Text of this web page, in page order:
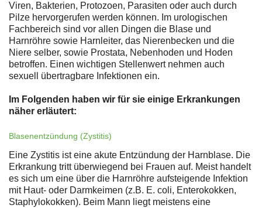
Viren, Bakterien, Protozoen, Parasiten oder auch durch
Pilze hervorgerufen werden können. Im urologischen
Fachbereich sind vor allen Dingen die Blase und
Harnröhre sowie Harnleiter, das Nierenbecken und die
Niere selber, sowie Prostata, Nebenhoden und Hoden
betroffen. Einen wichtigen Stellenwert nehmen auch
sexuell übertragbare Infektionen ein.
Im Folgenden haben wir für sie einige Erkrankungen
näher erläutert:
Blasenentzündung (Zystitis)
Eine Zystitis ist eine akute Entzündung der Harnblase. Die
Erkrankung tritt überwiegend bei Frauen auf. Meist handelt
es sich um eine über die Harnröhre aufsteigende Infektion
mit Haut- oder Darmkeimen (z.B. E. coli, Enterokokken,
Staphylokokken). Beim Mann liegt meistens eine